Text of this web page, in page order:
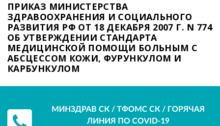
ПРИКАЗ МИНИСТЕРСТВА
ЗДРАВООХРАНЕНИЯ И СОЦИАЛЬНОГО
РАЗВИТИЯ РФ ОТ 18 ДЕКАБРЯ 2007 Г. N 774
ОБ УТВЕРЖДЕНИИ СТАНДАРТА
МЕДИЦИНСКОЙ ПОМОЩИ БОЛЬНЫМ С
АБСЦЕССОМ КОЖИ, ФУРУНКУЛОМ И
КАРБУНКУЛОМ
МИНЗДРАВ СК / ТФОМС СК / ГОРЯЧАЯ
ЛИНИЯ ПО COVID-19